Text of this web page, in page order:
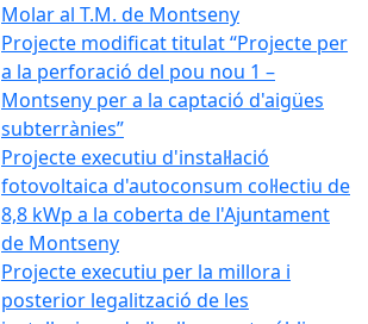
Molar al T.M. de Montseny
Projecte modificat titulat “Projecte per
a la perforació del pou nou 1 –
Montseny per a la captació d'aigües
subterrànies”
Projecte executiu d'instal·lació
fotovoltaica d'autoconsum col·lectiu de
8,8 kWp a la coberta de l'Ajuntament
de Montseny
Projecte executiu per la millora i
posterior legalització de les